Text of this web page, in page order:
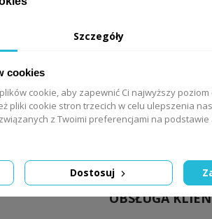
OBSŁUGA
Szczegóły
cookies
cookie, aby zapewnić Ci najwyższy
pliki cookie stron trzecich w celu ulepszenia
z Twoimi preferencjami na
Dostosuj